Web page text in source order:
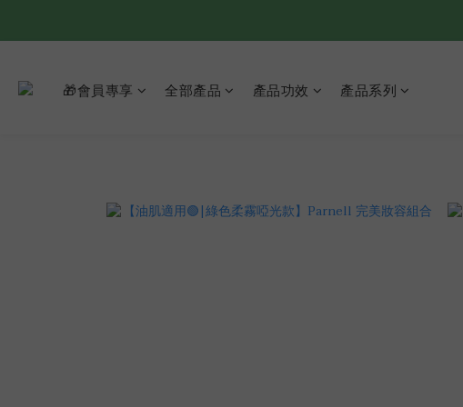
🎁會員專享 全部產品 產品功效 產品系列